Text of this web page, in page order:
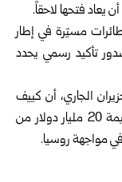
يعاد فتحها لاحقاً.
مسيّرة في إطار
تأكيد رسمي يحدد
أوكراني أعلن، في الـ 12 من حزيران الجاري، أن كييف
تسعى للحصول على تمويل عسكري إضافي بقيمة 20 مليار دولار من
في مواجهة روسيا.